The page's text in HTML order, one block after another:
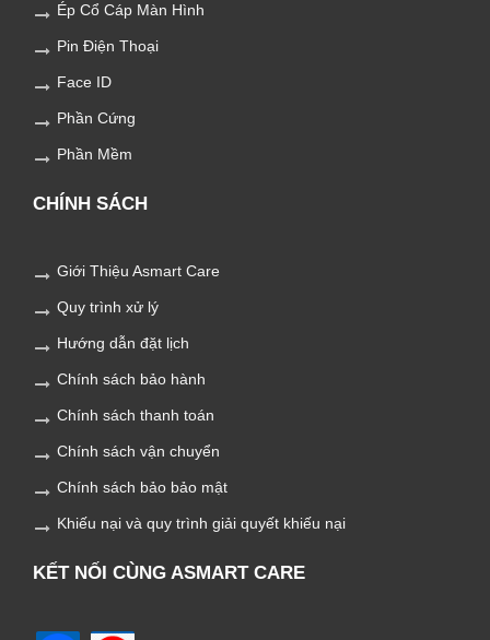
Ép Cổ Cáp Màn Hình
Pin Điện Thoại
Face ID
Phần Cứng
Phần Mềm
CHÍNH SÁCH
Giới Thiệu Asmart Care
Quy trình xử lý
Hướng dẫn đặt lịch
Chính sách bảo hành
Chính sách thanh toán
Chính sách vận chuyển
Chính sách bảo bảo mật
Khiếu nại và quy trình giải quyết khiếu nại
KẾT NỐI CÙNG ASMART CARE